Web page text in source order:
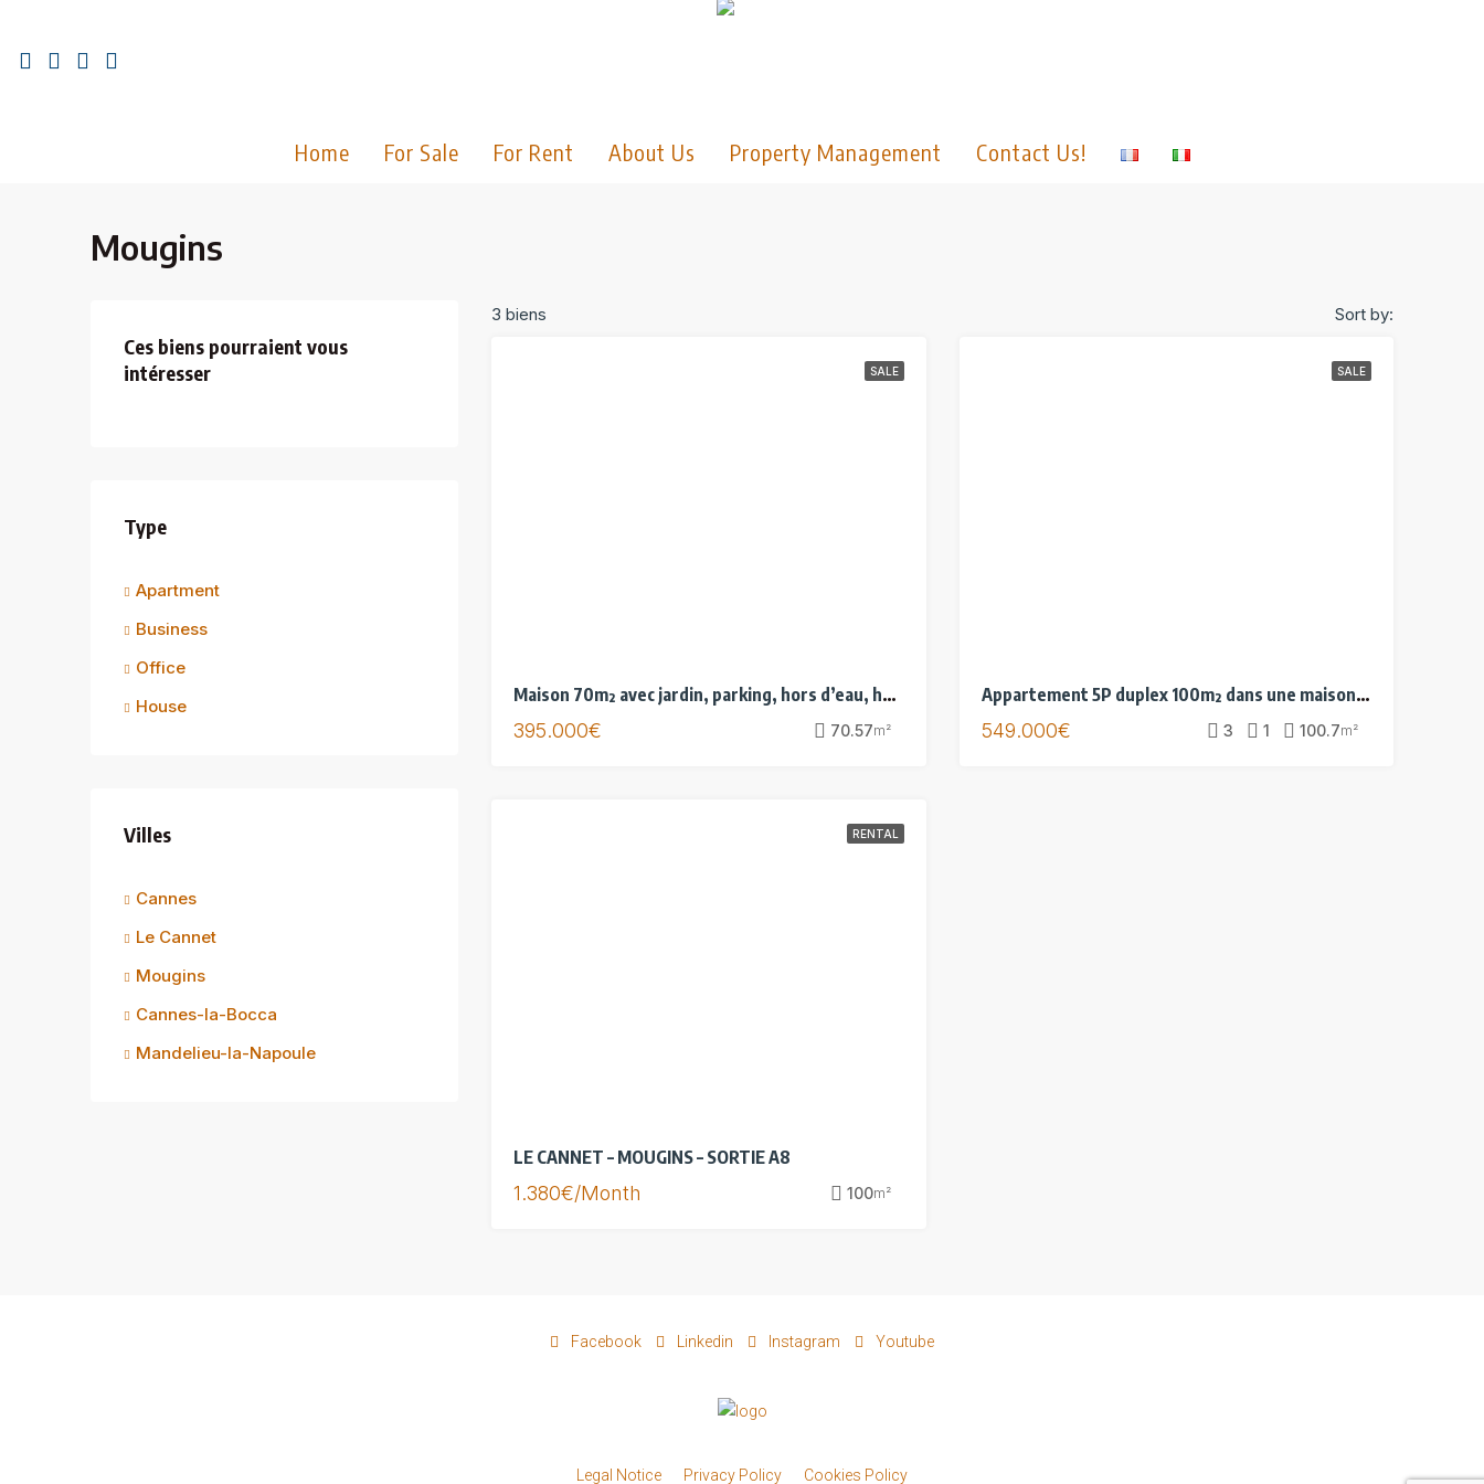
Home For Sale For Rent About Us Property Management Contact Us!
Mougins
3 biens Sort by:
SALE
Maison 70m² avec jardin, parking, hors d’eau, hors d’air.
395.000€ 70.57m²
SALE
Appartement 5P duplex 100m² dans une maison, jardin, garage, parkings
549.000€ 3 1 100.7m²
RENTAL
LE CANNET – MOUGINS – SORTIE A8
1.380€/Month 100m²
Ces biens pourraient vous
intéresser
Type
Apartment
Business
Office
House
Villes
Cannes
Le Cannet
Mougins
Cannes-la-Bocca
Mandelieu-la-Napoule
Facebook Linkedin Instagram Youtube
Legal Notice Privacy Policy Cookies Policy